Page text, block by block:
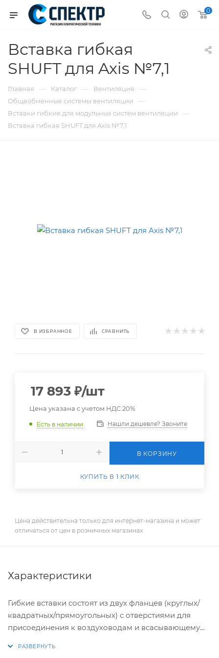
0
Вставка гибкая
SHUFT для Axis №7,1
Главная — Каталог — Вентиляция —
Общеобменные системы вентиляции —
Вставки гибкие для модульных систем вентиляции —
Вставка гибкая SHUFT для Axis №7,1
В ИЗБРАННОЕ СРАВНИТЬ
17 893 ₽/шт
Цена указана с учетом НДС 20%
Есть в наличии Нашли дешевле? Звоните
В КОРЗИНУ
КУПИТЬ В 1 КЛИК
Цена действительна только для интернет-магазина и может
отличаться от цен в розничных магазинах
Характеристики
Гибкие вставки состоят из двух фланцев (круглых/
квадратных/прямоугольных) с отверстиями для
присоединения к воздуховодам и всасывающему